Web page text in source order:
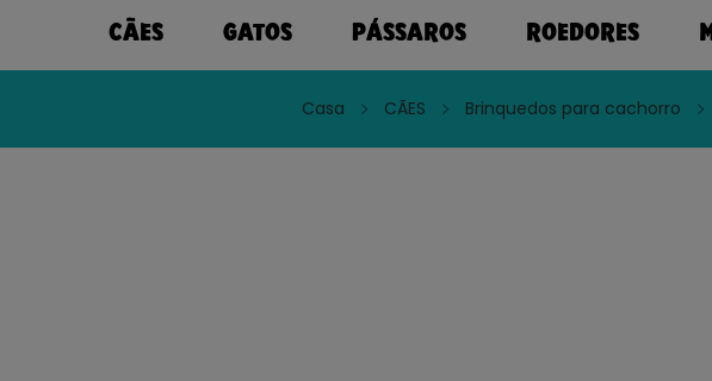
CÃES GATOS PÁSSAROS ROEDORES
Casa CÃES Brinquedos para cachorro